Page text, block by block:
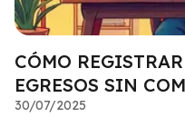
CÓMO
EGRESOS SIN
30/07/2025